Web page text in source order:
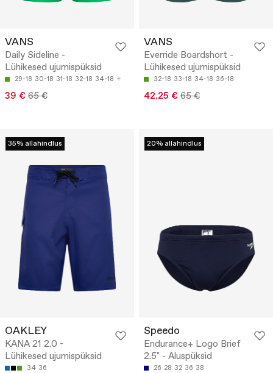
VANS
Daily Sideline -
Lühikesed ujumispüksid
29-18 30-18 31-18 32-18 34-18
39 € 65 €
VANS
Everride Boardshort -
Lühikesed ujumispüksid
32-18 33-18 34-18 36-18
42.25 € 65 €
35% allahindlus
OAKLEY
KANA 21 2.0 -
Lühikesed ujumispüksid
34 36
20% allahindlus
Speedo
Endurance+ Logo Brief
2.5" - Aluspüksid
26 28 32 36 38